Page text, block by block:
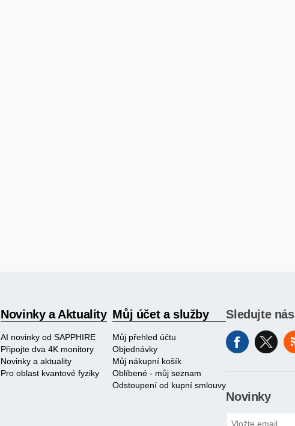
Novinky a Aktuality
AI novinky od SAPPHIRE
Připojte dva 4K monitory
Novinky a aktuality
Pro oblast kvantové fyziky
Můj účet a služby
Můj přehled účtu
Objednávky
Můj nákupní košík
Oblíbené - můj seznam
Odstoupení od kupní smlouvy
Sledujte nás
Novinky